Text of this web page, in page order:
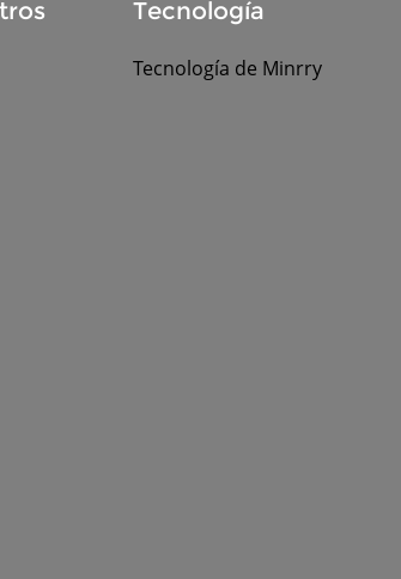
Tecnología
Tecnología de Minrry